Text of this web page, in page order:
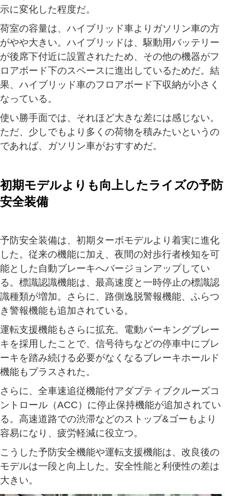
示に変化した程度だ。
荷室の容量は、ハイブリッド車よりガソリン車の方
がやや大きい。ハイブリッドは、駆動用バッテリー
が後席下付近に設置されたため、その他の機器がフ
ロアボード下のスペースに進出しているためだ。結
果、ハイブリッド車のフロアボード下収納が小さく
なっている。
使い勝手面では、それほど大きな差には感じない。
ただ、少しでもより多くの荷物を積みたいというの
であれば、ガソリン車がおすすめだ。
初期モデルよりも向上したライズの予防
安全装備
予防安全装備は、初期ターボモデルより着実に進化
した。従来の機能に加え、夜間の対歩行者検知を可
能とした自動ブレーキへバージョンアップしてい
る。標識認識機能は、最高速度と一時停止の標識認
識種類が増加。さらに、路側逸脱警報機能、ふらつ
き警報機能も追加されている。
運転支援機能もさらに拡充。電動パーキングブレー
キを採用したことで、信号待ちなどの停車中にブレ
ーキを踏み続ける必要がなくなるブレーキホールド
機能もプラスされた。
さらに、全車速追従機能付アダプティブクルーズコ
ントロール（ACC）に停止保持機能が追加されてい
る。高速道路での渋滞などのストップ&ゴーもより
容易になり、疲労軽減に役立つ。
こうした予防安全機能や運転支援機能は、改良後の
モデルは一段と向上した。安全性能と利便性の差は
大きい。